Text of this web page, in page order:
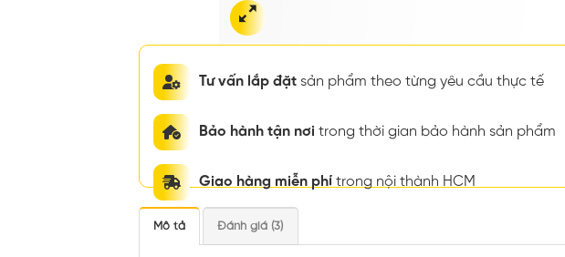
Tư vấn lắp đặt sản phẩm theo từng yêu cầu thực tế
Bảo hành tận nơi trong thời gian bảo hành sản phẩm
Giao hàng miễn phí trong nội thành HCM
Mô tả Đánh giá (3)